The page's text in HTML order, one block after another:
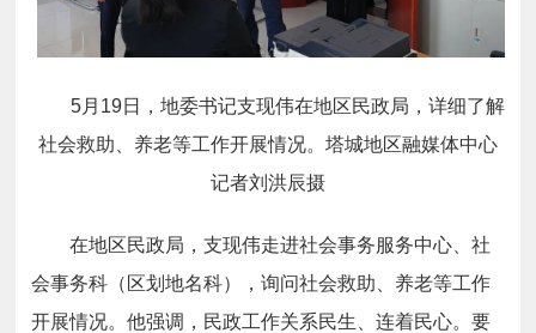
5月19日，地委书记支现伟在地区民政局，详细了解
社会救助、养老等工作开展情况。塔城地区融媒体中心
记者刘洪辰摄
在地区民政局，支现伟走进社会事务服务中心、社
会事务科（区划地名科），询问社会救助、养老等工作
开展情况。他强调，民政工作关系民生、连着民心。要